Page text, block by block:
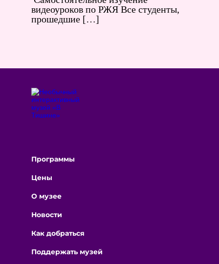
видеоуроков по РЖЯ Все студенты,
прошедшие […]
Программы
Цены
О музее
Новости
Как добраться
Поддержать музей